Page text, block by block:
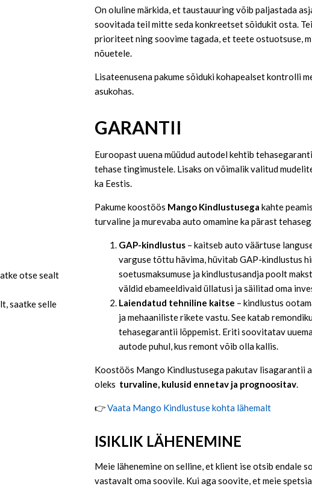
otse sealt
saatke selle
On oluline märkida, et taustauuring võib paljastada
soovitada teil mitte seda konkreetset sõidukit osta.
prioriteet ning soovime tagada, et teete ostuotsuse,
nõuetele.
Lisateenusena pakume sõiduki kohapealset kontrolli
asukohas.
GARANTII
Euroopast uuena müüdud autodel kehtib
tehase tingimustele. Lisaks on võimalik valitud
ka Eestis.
Pakume koostöös Mango Kindlustusega kahte
turvaline ja murevaba auto omamine ka pärast
GAP-kindlustus – kaitseb auto väärtuse
varguse tõttu hävima, hüvitab GAP-kindlustus
soetusmaksumuse ja kindlustusandja poolt
väldid ebameeldivaid üllatusi ja säilitad oma
Laiendatud tehniline kaitse – kindlustus
ja mehaaniliste rikete vastu. See katab
tehasegarantii lõppemist. Eriti soovitatav
autode puhul, kus remont võib olla kallis.
Koostöös Mango Kindlustusega pakutav lisagarantii
oleks turvaline, kulusid ennetav ja prognoositav.
👉Vaata Mango Kindlustuse kohta lähemalt
ISIKLIK LÄHENEMINE
Meie lähenemine on selline, et klient ise otsib endale
vastavalt oma soovile. Kui aga soovite, et meie